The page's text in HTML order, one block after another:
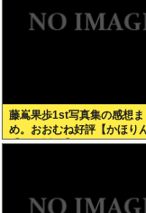
藤嶌果歩1st写真集の感想ま
め。おおむね好評【かほりん
【日向坂46】